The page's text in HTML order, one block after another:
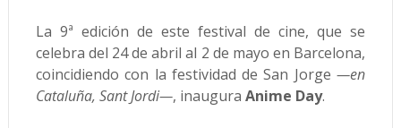
La 9ª edición de este festival de cine, que se
celebra del 24 de abril al 2 de mayo en Barcelona,
coincidiendo con la festividad de San Jorge—en
Cataluña, Sant Jordi—, inaugura Anime Day.